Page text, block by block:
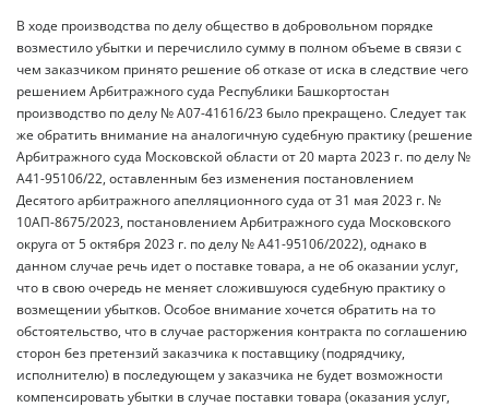
В ходе производства по делу общество в добровольном порядке
возместило убытки и перечислило сумму в полном объеме в связи с
чем заказчиком принято решение об отказе от иска в следствие чего
решением Арбитражного суда Республики Башкортостан
производство по делу № А07-41616/23 было прекращено. Следует так
же обратить внимание на аналогичную судебную практику (решение
Арбитражного суда Московской области от 20 марта 2023 г. по делу №
А41-95106/22, оставленным без изменения постановлением
Десятого арбитражного апелляционного суда от 31 мая 2023 г. №
10АП-8675/2023, постановлением Арбитражного суда Московского
округа от 5 октября 2023 г. по делу № А41-95106/2022), однако в
данном случае речь идет о поставке товара, а не об оказании услуг,
что в свою очередь не меняет сложившуюся судебную практику о
возмещении убытков. Особое внимание хочется обратить на то
обстоятельство, что в случае расторжения контракта по соглашению
сторон без претензий заказчика к поставщику (подрядчику,
исполнителю) в последующем у заказчика не будет возможности
компенсировать убытки в случае поставки товара (оказания услуг,